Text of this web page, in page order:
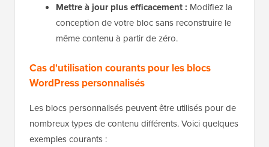
Mettre à jour plus efficacement : Modifiez la
conception de votre bloc sans reconstruire le
même contenu à partir de zéro.
Cas d'utilisation courants pour les blocs
WordPress personnalisés
Les blocs personnalisés peuvent être utilisés pour de
nombreux types de contenu différents. Voici quelques
exemples courants :